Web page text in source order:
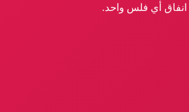
انفاق أي فلس واحد.